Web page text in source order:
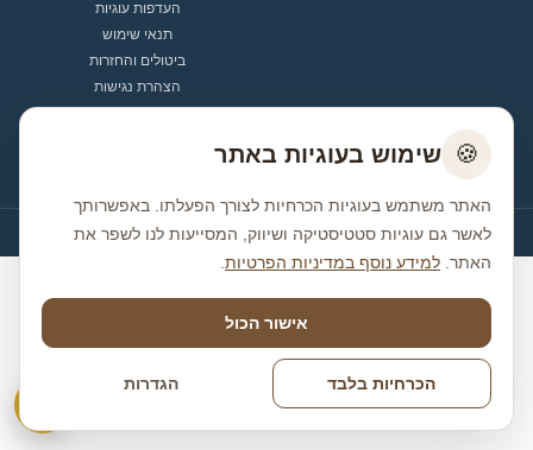
העדפות עוגיות
תנאי שימוש
ביטולים והחזרות
הצהרת נגישות
office@shimonyosef.co.il
© כל הזכויות שמורות לשמעון יוסף
🍪 שימוש בעוגיות באתר
האתר משתמש בעוגיות הכרחיות לצורך הפעלתו. באפשרותך
לאשר גם עוגיות סטטיסטיקה ושיווק, המסייעות לנו לשפר את
האתר. למידע נוסף במדיניות הפרטיות
אישור הכול
הכרחיות בלבד הגדרות